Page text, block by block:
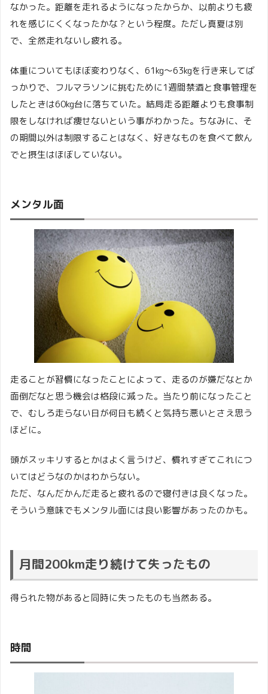
なかった。距離を走れるようになったからか、以前よりも疲
れを感じにくくなったかな？という程度。ただし真夏は別
で、全然走れないし疲れる。
体重についてもほぼ変わりなく、61kg〜63kgを行き来してば
っかりで、フルマラソンに挑むために1週間禁酒と食事管理を
したときは60kg台に落ちていた。結局走る距離よりも食事制
限をしなければ痩せないという事がわかった。ちなみに、そ
の期間以外は制限することはなく、好きなものを食べて飲ん
でと摂生はほぼしていない。
メンタル面
走ることが習慣になったことによって、走るのが嫌だなとか
面倒だなと思う機会は格段に減った。当たり前になったこと
で、むしろ走らない日が何日も続くと気持ち悪いとさえ思う
ほどに。
頭がスッキリするとかはよく言うけど、慣れすぎてこれにつ
いてはどうなのかはわからない。
ただ、なんだかんだ走ると疲れるので寝付きは良くなった。
そういう意味でもメンタル面には良い影響があったのかも。
月間200km走り続けて失ったもの
得られた物があると同時に失ったものも当然ある。
時間